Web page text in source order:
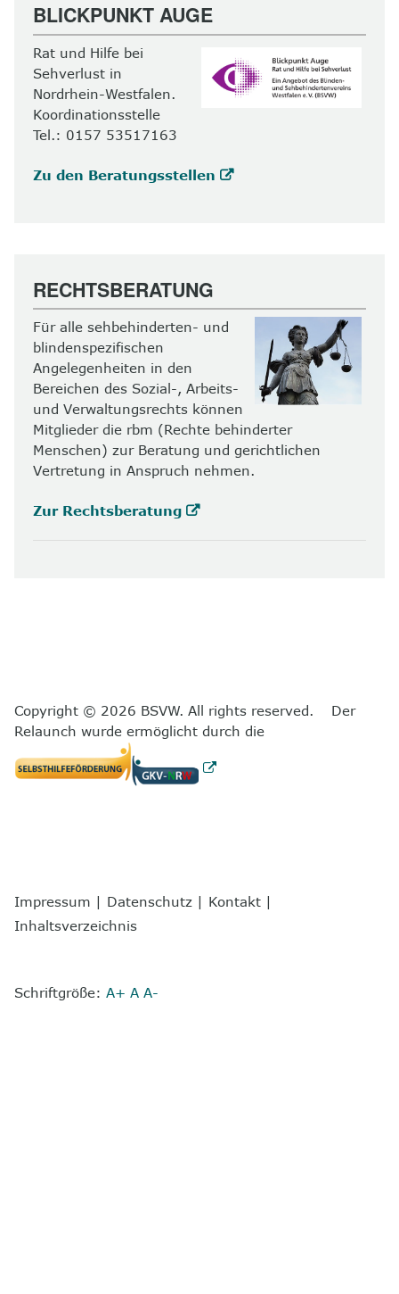
BLICKPUNKT AUGE
Rat und Hilfe bei
Sehverlust in
Nordrhein-Westfalen.
Koordinationsstelle
Tel.: 0157 53517163
Zu den Beratungsstellen
RECHTSBERATUNG
Für alle sehbehinderten- und
blindenspezifischen
Angelegenheiten in den
Bereichen des Sozial-, Arbeits-
und Verwaltungsrechts können
Mitglieder die rbm (Rechte behinderter
Menschen) zur Beratung und gerichtlichen
Vertretung in Anspruch nehmen.
Zur Rechtsberatung
Copyright © 2026 BSVW. All rights reserved. Der
Relaunch wurde ermöglicht durch die
Impressum | Datenschutz | Kontakt |
Inhaltsverzeichnis
Schriftgröße: A+ A A-